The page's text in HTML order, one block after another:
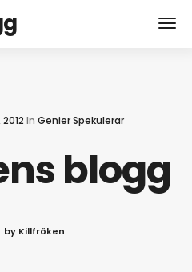
In Genier Spekulerar
by Killfröken